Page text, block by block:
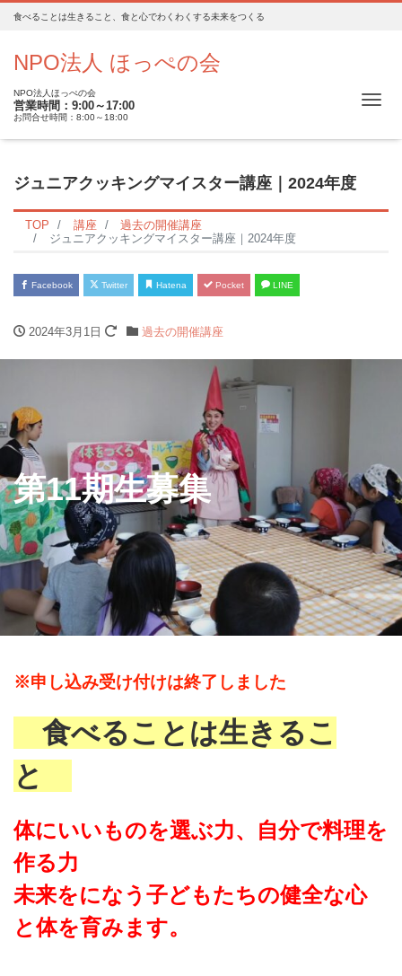
食べることは生きること、食と心でわくわくする未来をつくる
NPO法人 ほっぺの会
NPO法人ほっぺの会
営業時間：9:00～17:00
お問合せ時間：8:00～18:00
ジュニアクッキングマイスター講座｜2024年度
TOP 講座
過去の開催講座
ジュニアクッキングマイスター講座｜2024年度
Facebook Twitter Hatena Pocket LINE
2024年3月1日 過去の開催講座
第11期生募集
※申し込み受け付けは終了しました
食べることは生きるこ
と
体にいいものを選ぶ力、自分で料理を
作る力
未来をになう子どもたちの健全な心
と体を育みます。